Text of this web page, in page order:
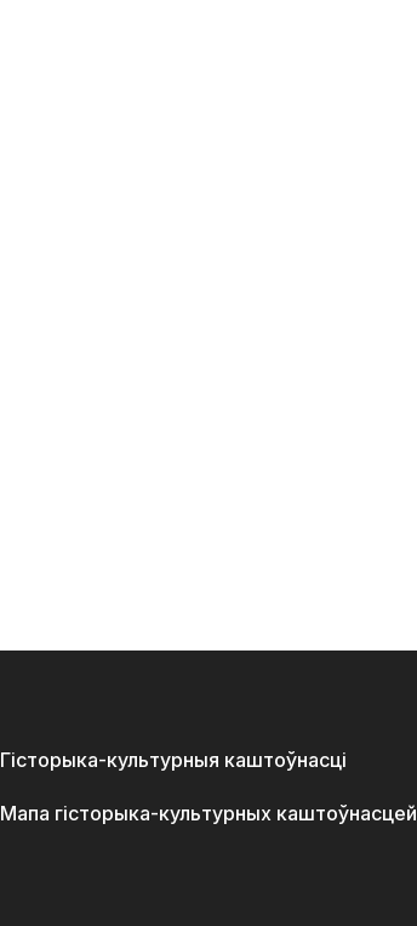
Гісторыка-культурныя каштоўнасці
Мапа гісторыка-культурных каштоўнасцей